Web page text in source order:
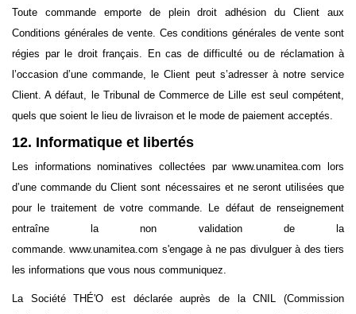
Toute commande emporte de plein droit adhésion du Client aux
Conditions générales de vente. Ces conditions générales de vente sont
régies par le droit français. En cas de difficulté ou de réclamation à
l’occasion d’une commande, le Client peut s’adresser à notre service
Client. A défaut, le Tribunal de Commerce de Lille est seul compétent,
quels que soient le lieu de livraison et le mode de paiement acceptés.
12. Informatique et libertés
Les informations nominatives collectées par www.unamitea.com lors
d’une commande du Client sont nécessaires et ne seront utilisées que
pour le traitement de votre commande. Le défaut de renseignement
entraîne la non validation de la
commande. www.unamitea.com s'engage à ne pas divulguer à des tiers
les informations que vous nous communiquez.
La Société THÉ'O est déclarée auprès de la CNIL (Commission